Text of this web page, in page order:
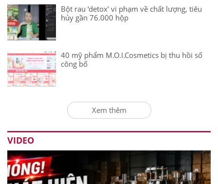
Bột rau ‘detox’ vi phạm về chất lượng, tiêu
hủy gần 76.000 hộp
40 mỹ phẩm M.O.I.Cosmetics bị thu hồi số
công bố
Xem thêm
VIDEO